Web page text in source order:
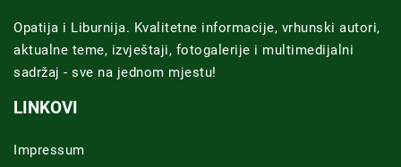
Opatija i Liburnija. Kvalitetne informacije, vrhunski autori,
aktualne teme, izvještaji, fotogalerije i multimedijalni
sadržaj - sve na jednom mjestu!
LINKOVI
Impressum